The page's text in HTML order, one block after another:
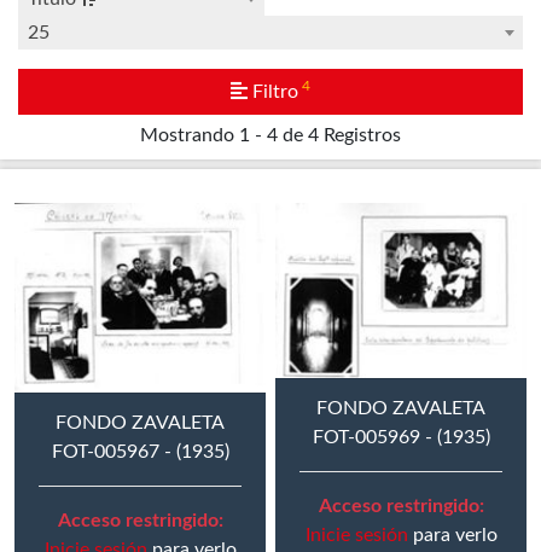
Mostrando 1 - 4 de 4 Registros
25
Filtro 4
FONDO ZAVALETA
FOT-005967 - (1935)
Acceso restringido:
FONDO ZAVALETA
FOT-005969 - (1935)
Acceso restringido:
Inicie sesión para verlo